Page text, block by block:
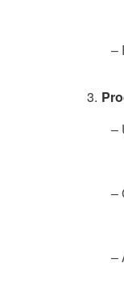
–
–
–
–